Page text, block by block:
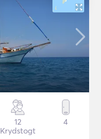
12
Krydstogt
4